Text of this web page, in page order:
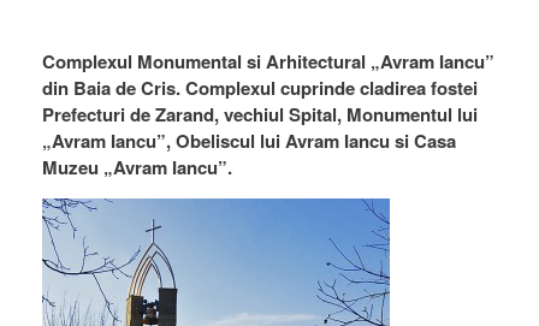
Complexul Monumental si Arhitectural „Avram Iancu”
din Baia de Cris. Complexul cuprinde cladirea fostei
Prefecturi de Zarand, vechiul Spital, Monumentul lui
„Avram Iancu”, Obeliscul lui Avram Iancu si Casa
Muzeu „Avram Iancu”.